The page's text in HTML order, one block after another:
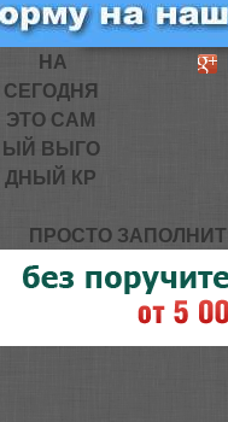
НА
СЕГОДНЯ
ЭТО САМ
ЫЙ ВЫГО
ДНЫЙ КР
ПРОСТО